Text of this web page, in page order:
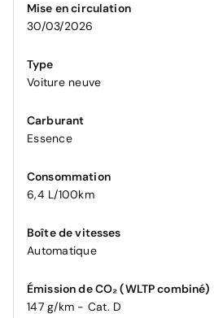
Mise en circulation
30/03/2026
Type
Voiture neuve
Carburant
Essence
Consommation
6,4 L/100km
Boîte de vitesses
Automatique
Émission de CO₂ (WLTP combiné)
147 g/km - Cat. D